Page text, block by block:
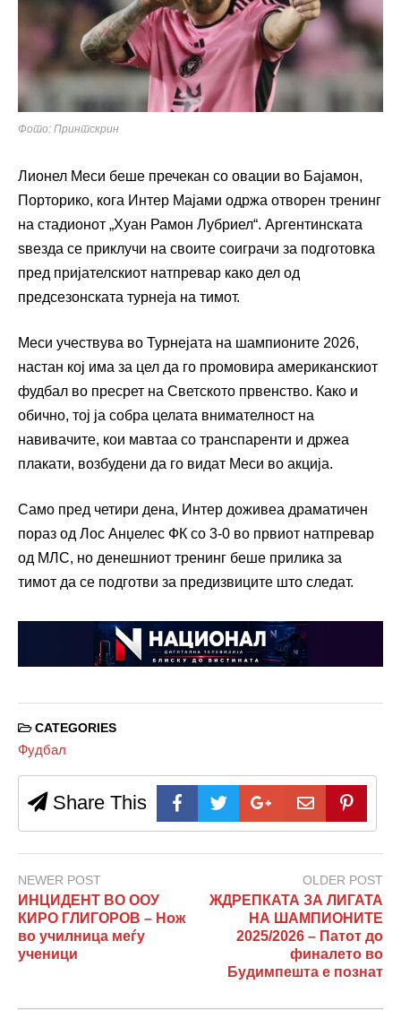
Фото: Принтскрин
Лионел Меси беше пречекан со овации во Бајамон,
Порторико, кога Интер Мајами одржа отворен тренинг
на стадионот „Хуан Рамон Лубриел“. Аргентинската
ѕвезда се приклучи на своите соиграчи за подготовка
пред пријателскиот натпревар како дел од
предсезонската турнеја на тимот.
Меси учествува во Турнејата на шампионите 2026,
настан кој има за цел да го промовира американскиот
фудбал во пресрет на Светското првенство. Како и
обично, тој ја собра целата внимателност на
навивачите, кои мавтаа со транспаренти и држеа
плакати, возбудени да го видат Меси во акција.
Само пред четири дена, Интер доживеа драматичен
пораз од Лос Анџелес ФК со 3-0 во првиот натпревар
од МЛС, но денешниот тренинг беше прилика за
тимот да се подготви за предизвиците што следат.
CATEGORIES
Фудбал
Share This
NEWER POST
ИНЦИДЕНТ ВО ООУ
КИРО ГЛИГОРОВ – Нож
во училница меѓу
ученици
OLDER POST
ЖДРЕПКАТА ЗА ЛИГАТА
НА ШАМПИОНИТЕ
2025/2026 – Патот до
финалето во
Будимпешта е познат